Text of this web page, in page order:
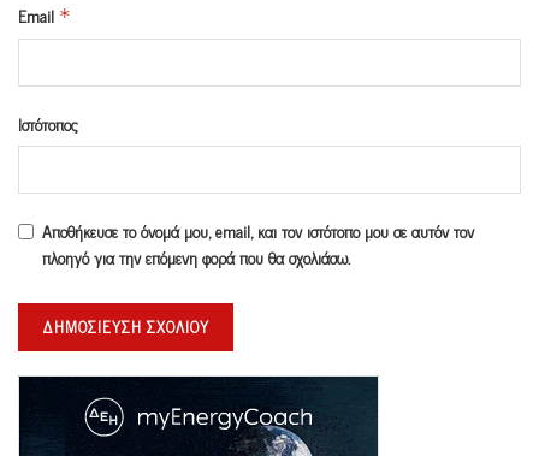
Email *
Ιστότοπος
Αποθήκευσε το όνομά μου, email, και τον ιστότοπο μου σε αυτόν τον
πλοηγό για την επόμενη φορά που θα σχολιάσω.